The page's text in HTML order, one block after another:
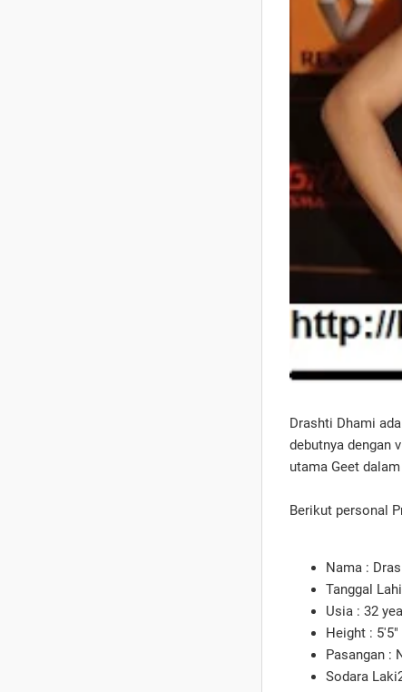
Drashti Dhami
debutnya dengan
utama Geet
Berikut personal
Nama :
Tanggal
Usia : 32
Height : 5'5"
Pasangan :
Sodara